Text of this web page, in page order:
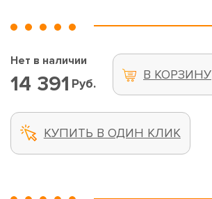
Нет в наличии
14 391 Руб.
В КОРЗИНУ
КУПИТЬ В ОДИН КЛИК